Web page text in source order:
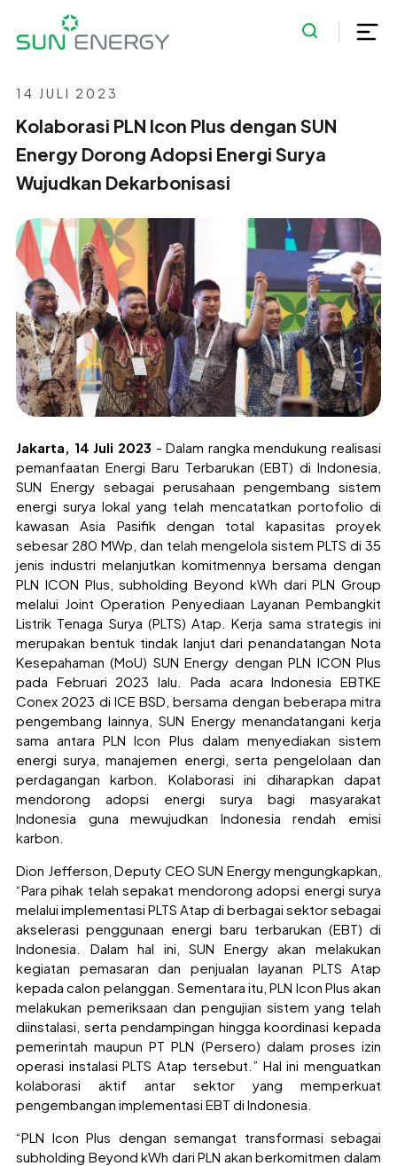
14 JULI 2023
Kolaborasi PLN Icon Plus dengan SUN
Energy Dorong Adopsi Energi Surya
Wujudkan Dekarbonisasi
Jakarta, 14 Juli 2023 - Dalam rangka mendukung realisasi
pemanfaatan Energi Baru Terbarukan (EBT) di Indonesia,
SUN Energy sebagai perusahaan pengembang sistem
energi surya lokal yang telah mencatatkan portofolio di
kawasan Asia Pasifik dengan total kapasitas proyek
sebesar 280 MWp, dan telah mengelola sistem PLTS di 35
jenis industri melanjutkan komitmennya bersama dengan
PLN ICON Plus, subholding Beyond kWh dari PLN Group
melalui Joint Operation Penyediaan Layanan Pembangkit
Listrik Tenaga Surya (PLTS) Atap. Kerja sama strategis ini
merupakan bentuk tindak lanjut dari penandatangan Nota
Kesepahaman (MoU) SUN Energy dengan PLN ICON Plus
pada Februari 2023 lalu. Pada acara Indonesia EBTKE
Conex 2023 di ICE BSD, bersama dengan beberapa mitra
pengembang lainnya, SUN Energy menandatangani kerja
sama antara PLN Icon Plus dalam menyediakan sistem
energi surya, manajemen energi, serta pengelolaan dan
perdagangan karbon. Kolaborasi ini diharapkan dapat
mendorong adopsi energi surya bagi masyarakat
Indonesia guna mewujudkan Indonesia rendah emisi
karbon.
Dion Jefferson, Deputy CEO SUN Energy mengungkapkan,
“Para pihak telah sepakat mendorong adopsi energi surya
melalui implementasi PLTS Atap di berbagai sektor sebagai
akselerasi penggunaan energi baru terbarukan (EBT) di
Indonesia. Dalam hal ini, SUN Energy akan melakukan
kegiatan pemasaran dan penjualan layanan PLTS Atap
kepada calon pelanggan. Sementara itu, PLN Icon Plus akan
melakukan pemeriksaan dan pengujian sistem yang telah
diinstalasi, serta pendampingan hingga koordinasi kepada
pemerintah maupun PT PLN (Persero) dalam proses izin
operasi instalasi PLTS Atap tersebut.” Hal ini menguatkan
kolaborasi aktif antar sektor yang memperkuat
pengembangan implementasi EBT di Indonesia.
“PLN Icon Plus dengan semangat transformasi sebagai
subholding Beyond kWh dari PLN akan berkomitmen dalam